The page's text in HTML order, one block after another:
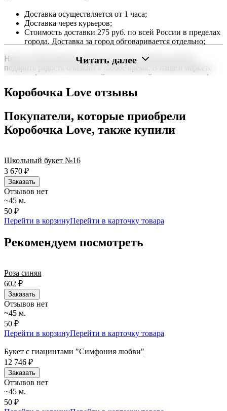
Доставка осуществляется от 1 часа;
Доставка через курьеров;
Стоимость доставки 275 руб. по всей России в пределах
города. Доставка за город обговаривается отдельно;
Наша служба работает круглосуточно, чтобы вы могли
подарить радость близким в любое время. В нашем маркете
можно оформить заказ онлайн с доставкой на дом или в офис
по всей территории РФ.
минут или день в день в удобный интервал. Если вам важно
вручить подарок ко времени, наш сервис доставки обеспечит
точность до минуты. Выбирайте, где купить и сколько стоит
Читать далее
Коробочка Love отзывы
Покупатели, которые приобрели
Коробочка Love, также купили
Школьный букет №16
3 670 ₽
Заказать
Отзывов нет
~45 м.
50 ₽
Перейти в корзинуПерейти в карточку товара
Рекомендуем посмотреть
Роза синяя
602 ₽
Заказать
Отзывов нет
~45 м.
50 ₽
Перейти в корзинуПерейти в карточку товара
Букет с гиацинтами "Симфония любви"
12 746 ₽
Заказать
Отзывов нет
~45 м.
50 ₽